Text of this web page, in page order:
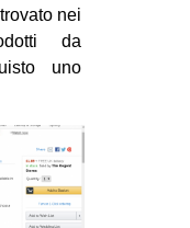
nei
da
uno